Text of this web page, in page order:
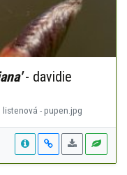
- davidie
- pupen.jpg